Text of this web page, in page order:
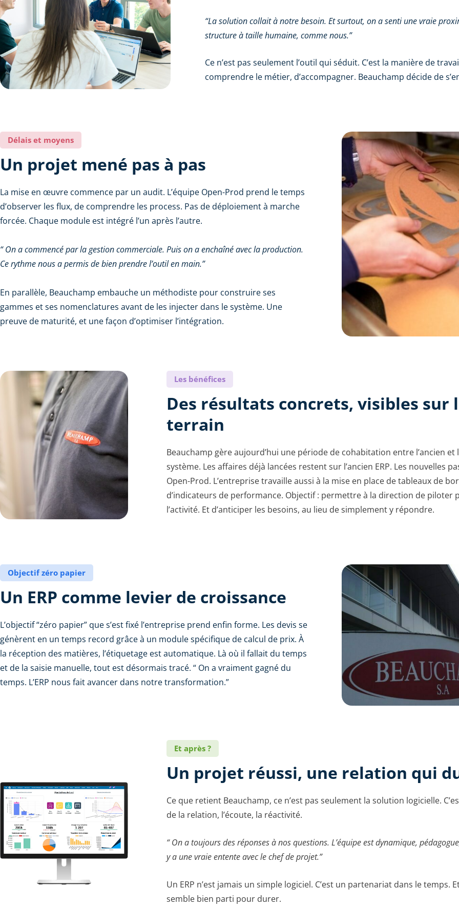
“La solution collait à notre besoin. Et surtout, on a senti une vraie
structure à taille humaine, comme nous.”
Ce n’est pas seulement l’outil qui séduit. C’est la manière de
comprendre le métier, d’accompagner. Beauchamp décide de
Délais et moyens
Un projet mené pas à pas
La mise en œuvre commence par un audit. L’équipe Open-Prod prend le temps
d’observer les flux, de comprendre les process. Pas de déploiement à marche
forcée. Chaque module est intégré l’un après l’autre.
“ On a commencé par la gestion commerciale. Puis on a enchaîné avec la production.
Ce rythme nous a permis de bien prendre l’outil en main.”
En parallèle, Beauchamp embauche un méthodiste pour construire ses
gammes et ses nomenclatures avant de les injecter dans le système. Une
preuve de maturité, et une façon d’optimiser l’intégration.
Les bénéfices
Des résultats concrets, visibles sur
terrain
Beauchamp gère aujourd’hui une période de cohabitation entre l’ancien et
système. Les affaires déjà lancées restent sur l’ancien ERP. Les nouvelles
Open-Prod. L’entreprise travaille aussi à la mise en place de tableaux de
d’indicateurs de performance. Objectif : permettre à la direction de piloter
l’activité. Et d’anticiper les besoins, au lieu de simplement y répondre.
Objectif zéro papier
Un ERP comme levier de croissance
L’objectif “zéro papier” que s’est fixé l’entreprise prend enfin forme. Les devis se
génèrent en un temps record grâce à un module spécifique de calcul de prix. À
la réception des matières, l’étiquetage est automatique. Là où il fallait du temps
et de la saisie manuelle, tout est désormais tracé. “ On a vraiment gagné du
temps. L’ERP nous fait avancer dans notre transformation.”
Et après ?
Un projet réussi, une relation qui
Ce que retient Beauchamp, ce n’est pas seulement la solution logicielle.
de la relation, l’écoute, la réactivité.
“ On a toujours des réponses à nos questions. L’équipe est dynamique,
y a une vraie entente avec le chef de projet.”
Un ERP n’est jamais un simple logiciel. C’est un partenariat dans le temps.
semble bien parti pour durer.